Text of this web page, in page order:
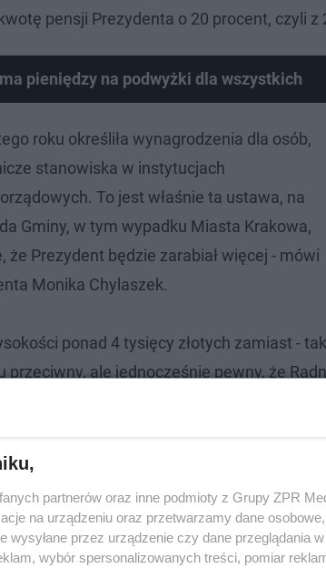
pensji Prezydenta o 20 procent, czyli z
pieniędzy na podwyżki dla wszystkich
roku określiła wynagrodzenia dla osób,
stanowiska w instytucjach
To jest właśnie ta ustawa, na
Gminy, w tym wypadku Miasta Krakowa,
że Prezydent będzie zarabiał więcej - mówi
Monika Chylaszek.
ponad 4 tysięcy złotych zamiast -
ale jednocześnie pewny, że
partnerów oraz inne podmioty z Grupy ZPR
na urządzeniu oraz przetwarzamy dane
wysyłane przez urządzenie czy dane przeglądania
wybór spersonalizowanych treści, pomiar